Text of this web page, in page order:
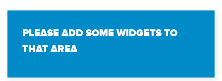
PLEASE ADD SOME WIDGETS TO
THAT AREA